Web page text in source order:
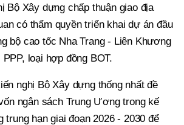
Bộ Xây dựng chấp thuận giao địa
có thẩm quyền triển khai dự án đầu
bộ cao tốc Nha Trang - Liên Khương
loại hợp đồng BOT.
nghị Bộ Xây dựng thống nhất đề
ngân sách Trung Ương trong kế
trung hạn giai đoạn 2026 - 2030 để